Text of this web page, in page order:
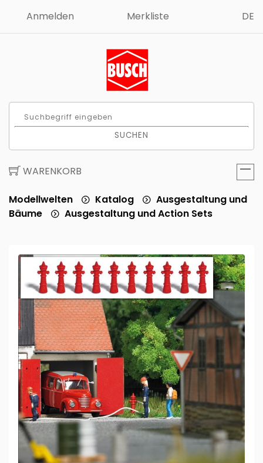
Anmelden Merkliste DE
SUCHEN
WARENKORB
Modellwelten Katalog
Ausgestaltung und
Bäume
Ausgestaltung und Action Sets